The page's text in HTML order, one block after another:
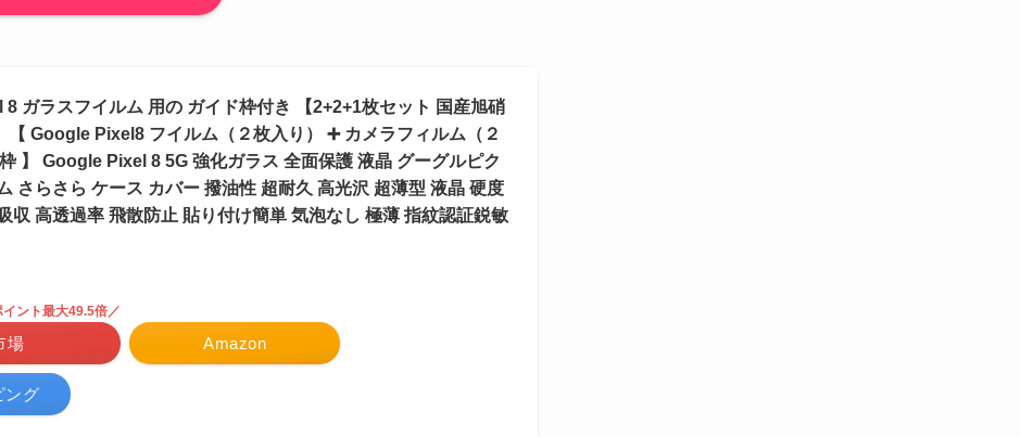
ガラスフイルム 用の ガイド枠付き 【2+2+1枚セット 国産旭硝
【 Google Pixel8 フイルム（２枚入り） ➕ カメラフィルム（２
】 Google Pixel 8 5G 強化ガラス 全面保護 液晶 グーグルピク
さらさら ケース カバー 撥油性 超耐久 高光沢 超薄型 液晶 硬度
収 高透過率 飛散防止 貼り付け簡単 気泡なし 極薄 指紋認証鋭敏
Amazon
ント最大49.5倍／
場
ング